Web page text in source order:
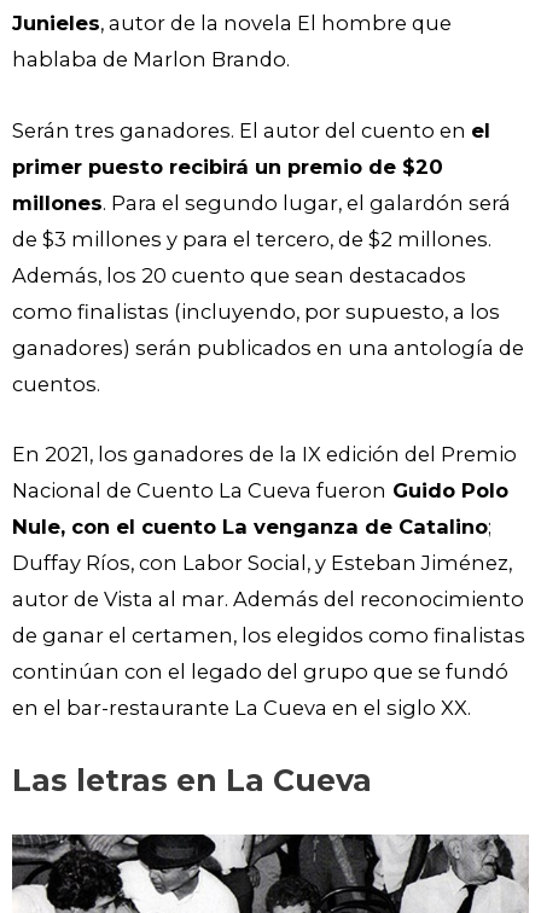
Junieles, autor de la novela El hombre que
hablaba de Marlon Brando.
Serán tres ganadores. El autor del cuento en el
primer puesto recibirá un premio de $20
millones. Para el segundo lugar, el galardón será
de $3 millones y para el tercero, de $2 millones.
Además, los 20 cuento que sean destacados
como finalistas (incluyendo, por supuesto, a los
ganadores) serán publicados en una antología de
cuentos.
En 2021, los ganadores de la IX edición del Premio
Nacional de Cuento La Cueva fueron Guido Polo
Nule, con el cuento La venganza de Catalino;
Duffay Ríos, con Labor Social, y Esteban Jiménez,
autor de Vista al mar. Además del reconocimiento
de ganar el certamen, los elegidos como finalistas
continúan con el legado del grupo que se fundó
en el bar-restaurante La Cueva en el siglo XX.
Las letras en La Cueva